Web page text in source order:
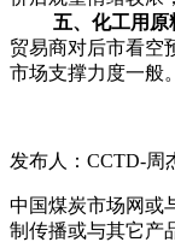
五、化工用原
贸易商对后市看空
市场支撑力度一般
发布人：CCTD-周
中国煤炭市场网或
制传播或与其它产